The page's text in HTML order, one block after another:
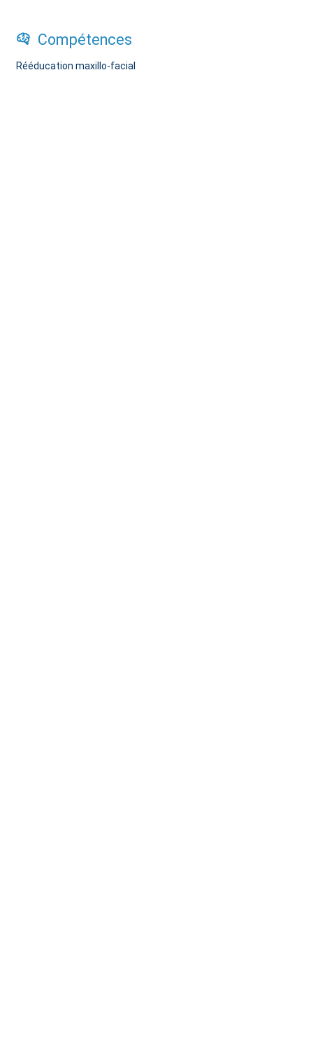
Compétences
Rééducation maxillo-facial